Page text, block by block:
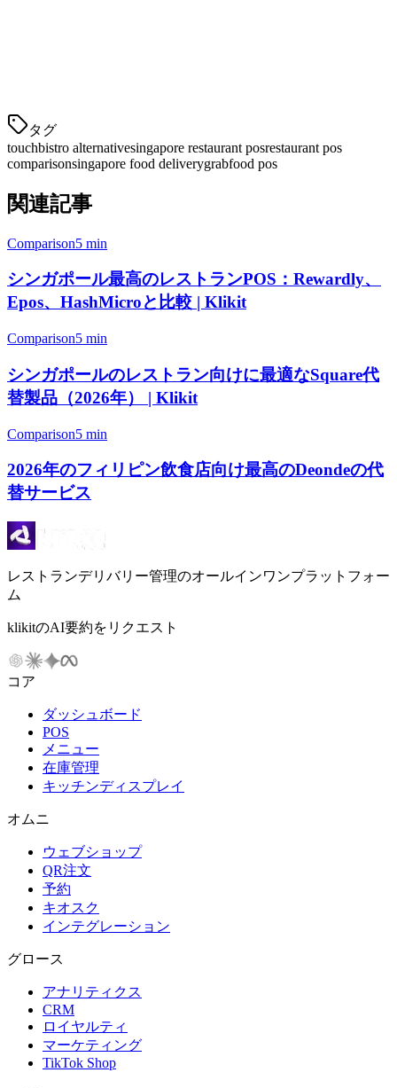
タグ
touchbistro alternativesingapore restaurant posrestaurant pos
comparisonsingapore food deliverygrabfood pos
関連記事
Comparison5 min
シンガポール最高のレストランPOS：Rewardly、
Epos、HashMicroと比較 | Klikit
Comparison5 min
シンガポールのレストラン向けに最適なSquare代
替製品（2026年） | Klikit
Comparison5 min
2026年のフィリピン飲食店向け最高のDeondeの代
替サービス
レストランデリバリー管理のオールインワンプラットフォー
ム
klikitのAI要約をリクエスト
コア
ダッシュボード
POS
メニュー
在庫管理
キッチンディスプレイ
オムニ
ウェブショップ
QR注文
予約
キオスク
インテグレーション
グロース
アナリティクス
CRM
ロイヤルティ
マーケティング
TikTok Shop